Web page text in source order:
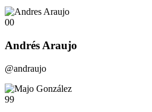
00
Andrés Araujo
@andraujo
99